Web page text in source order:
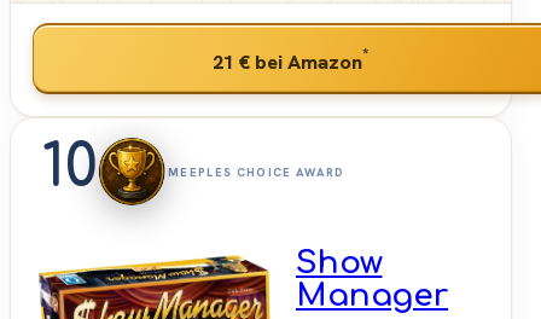
21 € bei Amazon*
10 MEEPLES CHOICE AWARD
Show
Manager